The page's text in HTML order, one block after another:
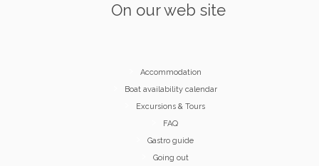
On our web site
Accommodation
Boat availability calendar
Excursions & Tours
FAQ
Gastro guide
Going out